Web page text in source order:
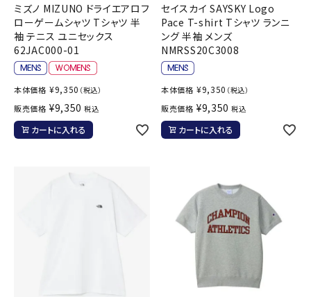
ミズノ MIZUNO ドライエアロフ
ローゲームシャツ Tシャツ 半
袖 テニス ユニセックス
62JAC000-01
本体価格 ¥9,350 （税込）
販売価格 ¥9,350 税込
カートに入れる
セイスカイ SAYSKY Logo
Pace T-shirt Tシャツ ランニ
ング 半袖 メンズ
NMRSS20C3008
本体価格 ¥9,350 （税込）
販売価格 ¥9,350 税込
カートに入れる